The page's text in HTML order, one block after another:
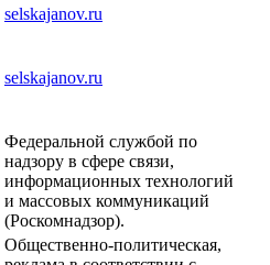
selskajanov.ru
selskajanov.ru
Федеральной службой по
надзору в сфере связи,
информационных технологий
и массовых коммуникаций
(Роскомнадзор).
Общественно-политическая,